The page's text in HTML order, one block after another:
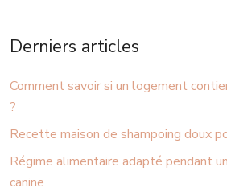
Derniers articles
Comment savoir si un logement
?
Recette maison de shampoing doux
Régime alimentaire adapté pendant
canine